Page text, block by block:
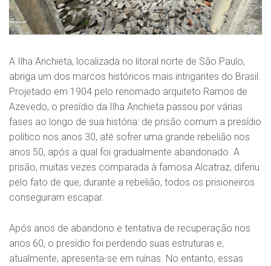
A Ilha Anchieta, localizada no litoral norte de São Paulo,
abriga um dos marcos históricos mais intrigantes do Brasil.
Projetado em 1904 pelo renomado arquiteto Ramos de
Azevedo, o presídio da Ilha Anchieta passou por várias
fases ao longo de sua história: de prisão comum a presídio
político nos anos 30, até sofrer uma grande rebelião nos
anos 50, após a qual foi gradualmente abandonado. A
prisão, muitas vezes comparada à famosa Alcatraz, diferiu
pelo fato de que, durante a rebelião, todos os prisioneiros
conseguiram escapar.
Após anos de abandono e tentativa de recuperação nos
anos 60, o presídio foi perdendo suas estruturas e,
atualmente, apresenta-se em ruínas. No entanto, essas